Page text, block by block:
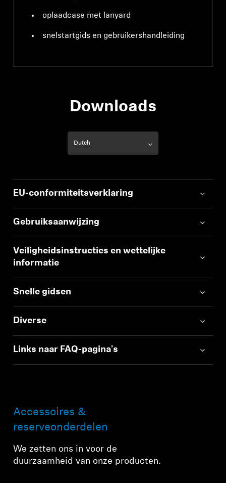
oplaadcase met lanyard
snelstartgids en gebruikershandleiding
Downloads
EU-conformiteitsverklaring
Gebruiksaanwijzing
Veiligheidsinstructies en wettelijke
informatie
Snelle gidsen
Diverse
Links naar FAQ-pagina's
Accessoires &
reserveonderdelen
We zetten ons in voor de
duurzaamheid van onze producten.